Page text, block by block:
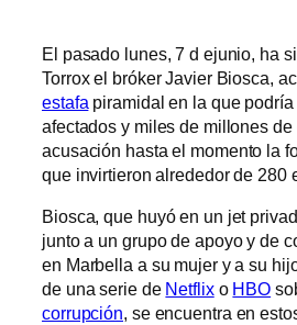
El pasado lunes, 7 d ejunio, ha
Torrox el bróker Javier Biosca,
estafa piramidal en la que
afectados y miles de millones
acusación hasta el momento la
que invirtieron alrededor de 280
Biosca, que huyó en un jet
junto a un grupo de apoyo y de
en Marbella a su mujer y a su
de una serie de Netflixo HBO
corrupción, se encuentra en